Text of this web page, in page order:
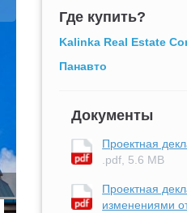
Где купить?
Kalinka Real Estate
Панавто
Документы
Проектная
.pdf, 5.6 MB
Проектная
изменениями